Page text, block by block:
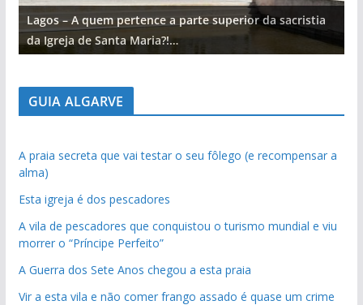
Lagos – A quem pertence a parte superior da sacristia
da Igreja de Santa Maria?!…
GUIA ALGARVE
A praia secreta que vai testar o seu fôlego (e recompensar a
alma)
Esta igreja é dos pescadores
A vila de pescadores que conquistou o turismo mundial e viu
morrer o “Príncipe Perfeito”
A Guerra dos Sete Anos chegou a esta praia
Vir a esta vila e não comer frango assado é quase um crime